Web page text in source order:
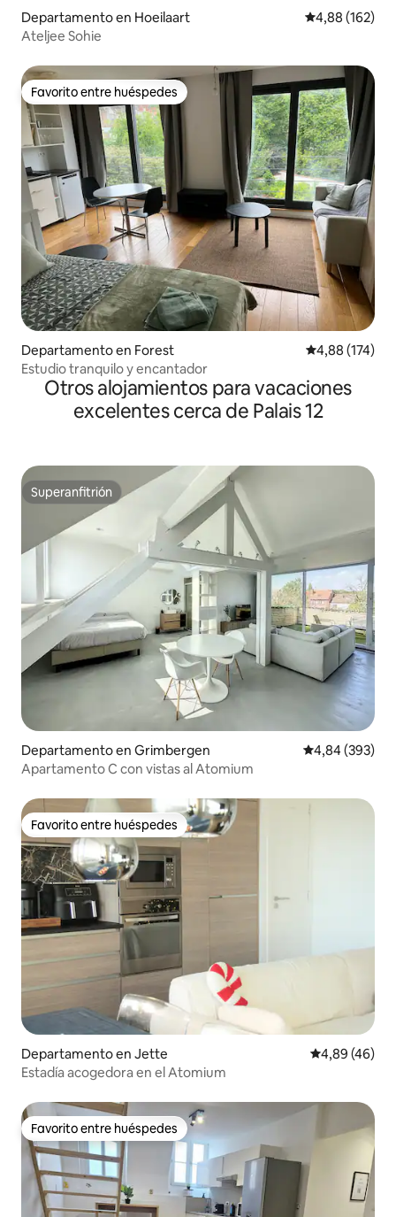
Departamento en Hoeilaart Calificación
4,88 (162)
Ateljee Sohie
Favorito entre huéspedes
Favorito entre huéspedes
Departamento en Forest Calificación
4,88 (174)
Estudio tranquilo y encantador
Otros alojamientos para vacaciones
excelentes cerca de Palais 12
Superanfitrión
Superanfitrión
Departamento en Grimbergen Calificación
4,84 (393)
Apartamento C con vistas al Atomium
Favorito entre huéspedes
Favorito entre huéspedes
Departamento en Jette Calificación
4,89 (46)
Estadía acogedora en el Atomium
Favorito entre huéspedes
Favorito entre huéspedes